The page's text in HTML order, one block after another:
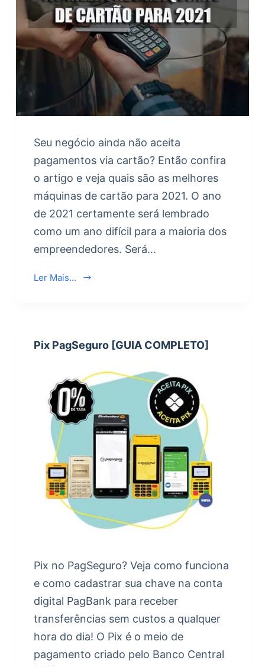
Seu negócio ainda não aceita
pagamentos via cartão? Então confira
o artigo e veja quais são as melhores
máquinas de cartão para 2021. O ano
de 2021 certamente será lembrado
como um ano difícil para a maioria dos
empreendedores. Será…
Ler Mais...
Pix PagSeguro [GUIA COMPLETO]
Pix no PagSeguro? Veja como funciona
e como cadastrar sua chave na conta
digital PagBank para receber
transferências sem custos a qualquer
hora do dia! O Pix é o meio de
pagamento criado pelo Banco Central